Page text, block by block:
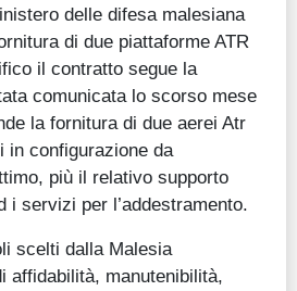
delle difesa malesiana
di due piattaforme ATR
il contratto segue la
comunicata lo scorso mese
la fornitura di due aerei Atr
in configurazione da
più il relativo supporto
i servizi per l’addestramento.
scelti dalla Malesia
affidabilità, manutenibilità,